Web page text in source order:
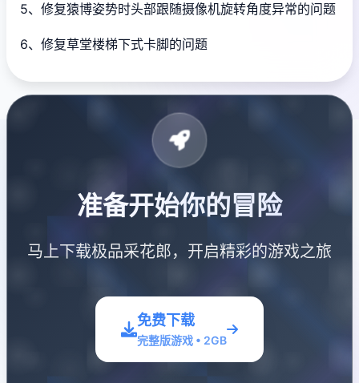
5、修复猿博姿势时头部跟随摄像机旋转角度异常的问题
6、修复草堂楼梯下式卡脚的问题
准备开始你的冒险
马上下载极品采花郎，开启精彩的游戏之旅
免费下载
完整版游戏 • 2GB